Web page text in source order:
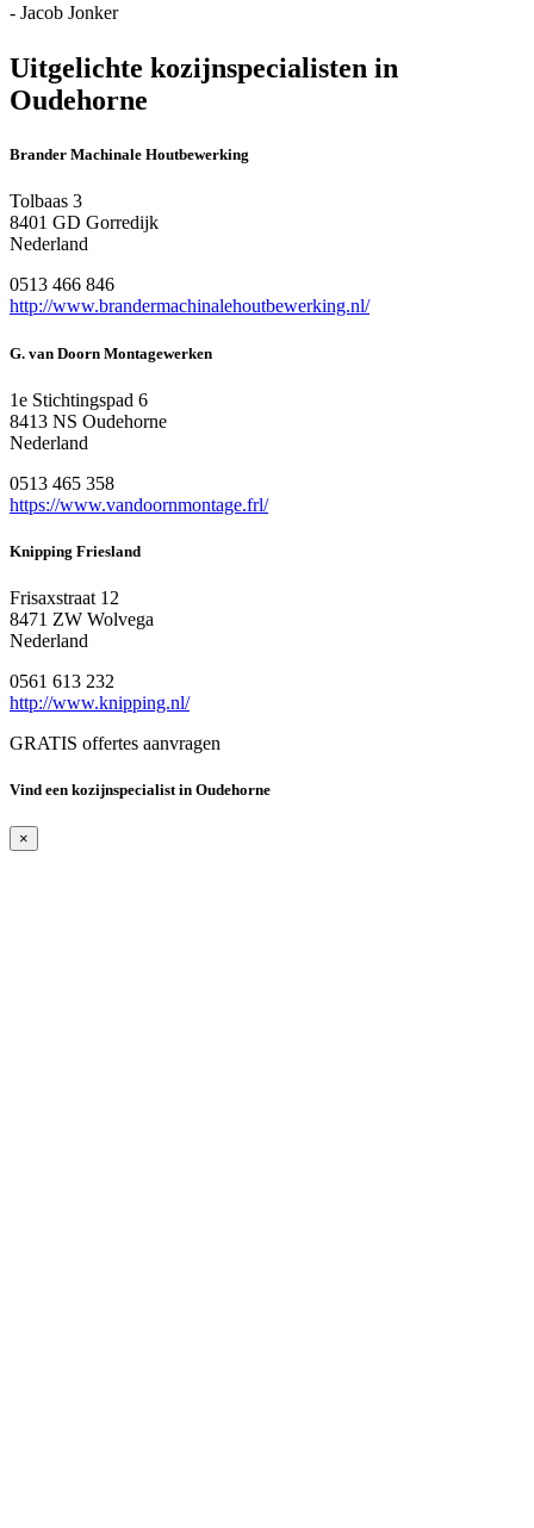
- Jacob Jonker
Uitgelichte kozijnspecialisten in
Oudehorne
Brander Machinale Houtbewerking
Tolbaas 3
8401 GD Gorredijk
Nederland
0513 466 846
http://www.brandermachinalehoutbewerking.nl/
G. van Doorn Montagewerken
1e Stichtingspad 6
8413 NS Oudehorne
Nederland
0513 465 358
https://www.vandoornmontage.frl/
Knipping Friesland
Frisaxstraat 12
8471 ZW Wolvega
Nederland
0561 613 232
http://www.knipping.nl/
GRATIS offertes aanvragen
Vind een kozijnspecialist in Oudehorne
×